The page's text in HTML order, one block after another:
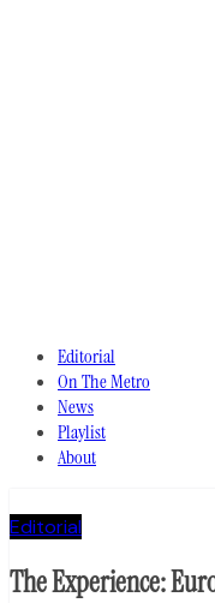
Editorial
On The Metro
News
Playlist
About
Editorial
The Experience: